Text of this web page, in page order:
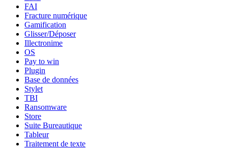
FAI
Fracture numérique
Gamification
Glisser/Déposer
Illectronime
OS
Pay to win
Plugin
Base de données
Stylet
TBI
Ransomware
Store
Suite Bureautique
Tableur
Traitement de texte